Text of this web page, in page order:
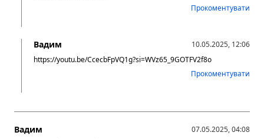
Прокоментувати
Вадим
10.05.2025, 12:06
https://youtu.be/CcecbFpVQ1g?si=WVz65_9GOTFV2f8o
Прокоментувати
Вадим
07.05.2025, 04:08